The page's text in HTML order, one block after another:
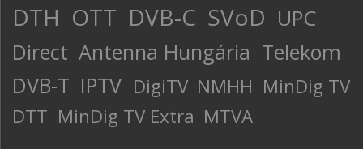
DTH OTT DVB-C SVoD UPC
Direct Antenna Hungária Telekom
DVB-T IPTV DigiTV NMHH MinDig TV
DTT MinDig TV Extra MTVA